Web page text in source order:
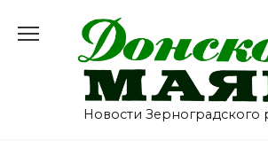
содержанию
Новости Зерноградского